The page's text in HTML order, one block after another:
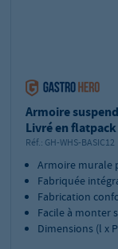
Armoire
Livré en flatpack
Réf.: GH-WHS-BASIC12
Armoire murale
Fabriquée
Fabrication
Facile à monter
Dimensions (l x